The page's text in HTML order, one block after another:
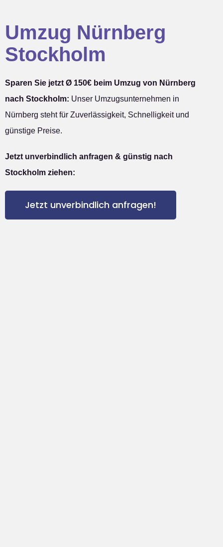
Umzug Nürnberg
Stockholm
Sparen Sie jetzt Ø 150€ beim Umzug von Nürnberg
nach Stockholm: Unser Umzugsunternehmen in
Nürnberg steht für Zuverlässigkeit, Schnelligkeit und
günstige Preise.
Jetzt unverbindlich anfragen & günstig nach
Stockholm ziehen:
Jetzt unverbindlich anfragen!